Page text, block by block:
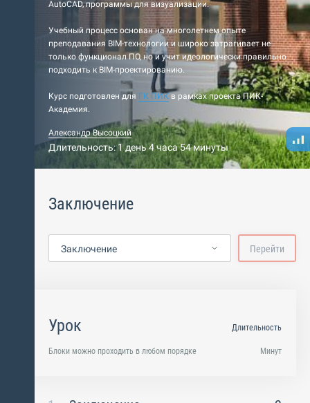
AutoCAD, программы для визуализации.
Учебный процесс основан на многолетнем опыте
преподавания BIM-технологии и широко затрагивает не
только функционал ПО, но и учит идеологически правильно
подходить к BIM-проектированию.
Курс подготовлен для ГК ПИК в рамках проекта ПИК-
Академия.
Александр Высоцкий
Длительность: 1 день 4 часа 54 минуты
Заключение
Заключение Перейти
Урок
Блоки можно проходить в любом порядке
Длительность
Минут